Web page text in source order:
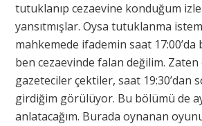
tutuklanıp cezaevine konduğum
yansıtmışlar. Oysa tutuklanma
mahkemede ifademin saat 17:00’da
ben cezaevinde falan değilim.
gazeteciler çektiler, saat 19:30’dan
girdiğim görülüyor. Bu bölümü de
anlatacağım. Burada oynanan